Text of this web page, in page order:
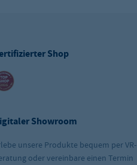
Shop
Showroom
unsere Produkte bequem per VR-
oder vereinbare einen Termin